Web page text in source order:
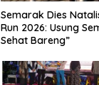
Semarak Dies
Run 2026: Usung
Sehat Bareng”